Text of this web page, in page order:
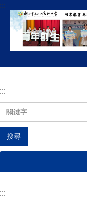
跳
到
容
:::
:::
搜尋
:::